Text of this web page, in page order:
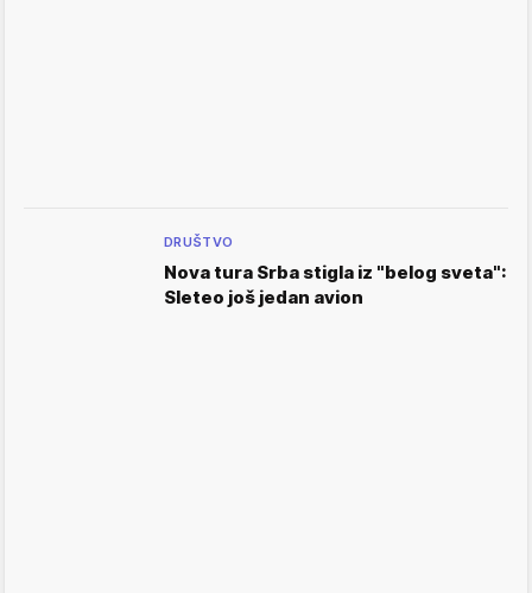
DRUŠTVO
Nova tura Srba stigla iz "belog sveta":
Sleteo još jedan avion